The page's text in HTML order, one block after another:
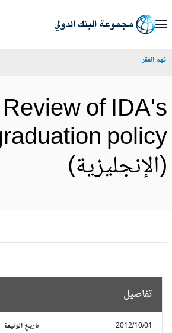
الفقر
Review of
graduation
تفاصيل
تاريخ الوثيقة 2012/10/01